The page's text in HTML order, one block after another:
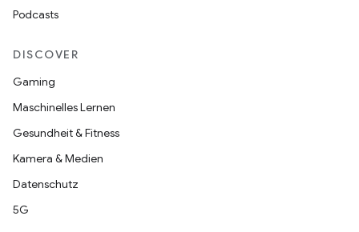
Podcasts
DISCOVER
Gaming
Maschinelles Lernen
Gesundheit & Fitness
Kamera & Medien
Datenschutz
5G